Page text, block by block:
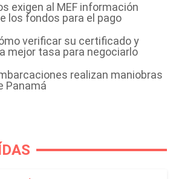
exigen al MEF información
los fondos para el pago
verificar su certificado y
mejor tasa para negociarlo
realizan maniobras
Panamá